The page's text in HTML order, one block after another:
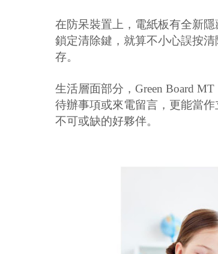
在防呆裝置上，電紙板有全新
鎖定清除鍵，就算不小心誤按
存。
生活層面部分， Green Board MT
待辦事項或來電留言，更能當
不可或缺的好夥伴。